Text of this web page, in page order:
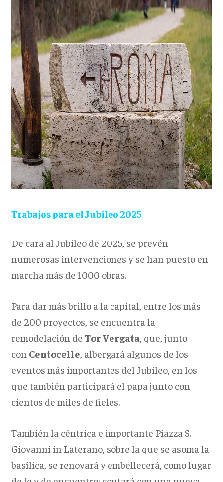
Trabajos para el Jubileo 2025
De cara al Jubileo de 2025, se prevén
numerosas intervenciones y se han puesto en
marcha más de 1000 obras.
Para dar más brillo a la capital, entre los más
de 200 proyectos, se encuentra la
remodelación de Tor Vergata , que, junto
con Centocelle , albergará algunos de los
eventos más importantes del Jubileo, en los
que también participará el papa junto con
cientos de miles de fieles.
También la céntrica e importante Piazza S.
Giovanni in Laterano, sobre la que se asoma la
basílica, se renovará y embellecerá, como lugar